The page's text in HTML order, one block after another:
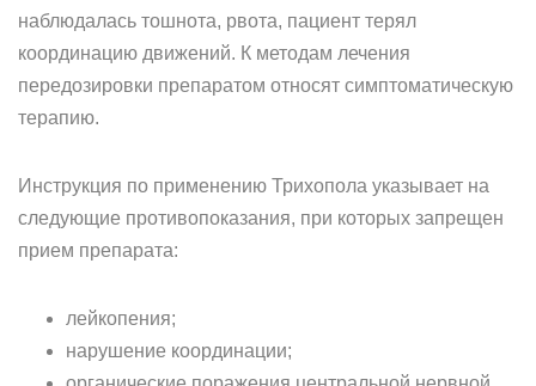
наблюдалась тошнота, рвота, пациент терял
координацию движений. К методам лечения
передозировки препаратом относят симптоматическую
терапию.
Инструкция по применению Трихопола указывает на
следующие противопоказания, при которых запрещен
прием препарата:
лейкопения;
нарушение координации;